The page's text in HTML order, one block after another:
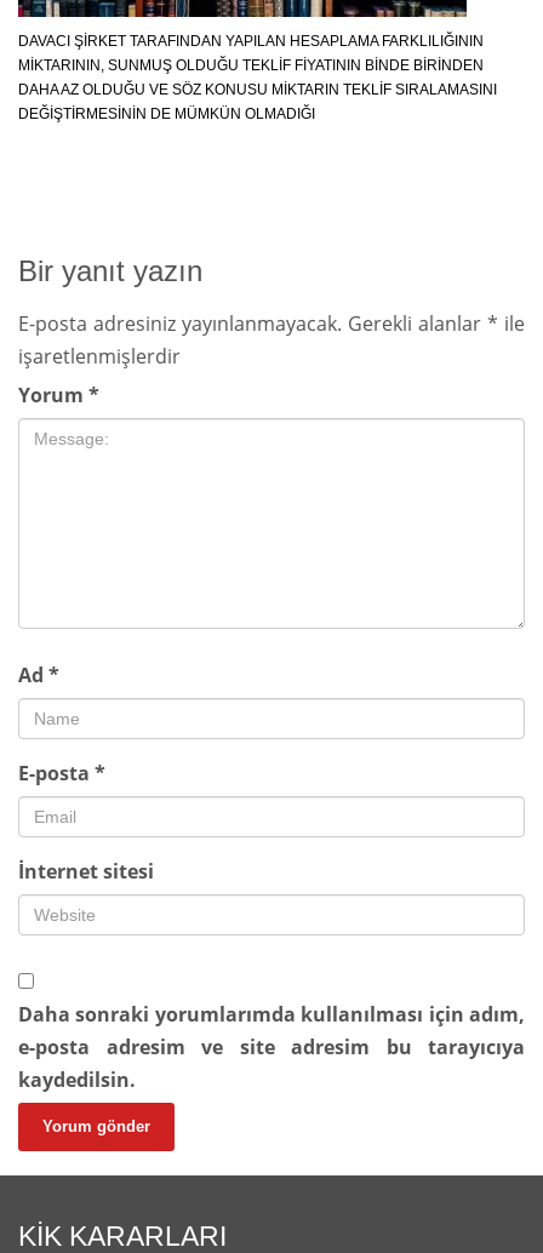
DAVACI ŞIRKET TARAFINDAN YAPILAN HESAPLAMA FARKLILIĞININ
MIKTARININ, SUNMUŞ OLDUĞU TEKLIF FIYATININ BINDE BIRINDEN
DAHA AZ OLDUĞU VE SÖZ KONUSU MIKTARIN TEKLIF SIRALAMASINI
DEĞIŞTIRMESININ DE MÜMKÜN OLMADIĞI
Bir yanıt yazın
E-posta adresiniz yayınlanmayacak. Gerekli alanlar * ile
işaretlenmişlerdir
Yorum *
Ad *
E-posta *
İnternet sitesi
Daha sonraki yorumlarımda kullanılması için adım,
e-posta adresim ve site adresim bu tarayıcıya
kaydedilsin.
KİK KARARLARI